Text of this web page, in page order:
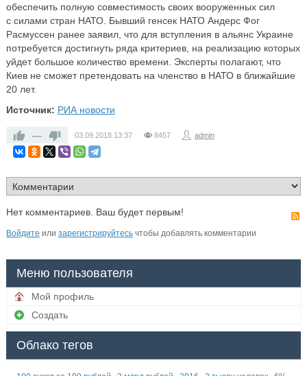
обеспечить полную совместимость своих вооруженных сил
с силами стран НАТО. Бывший генсек НАТО Андерс Фог
Расмуссен ранее заявил, что для вступления в альянс Украине
потребуется достигнуть ряда критериев, на реализацию которых
уйдет большое количество времени. Эксперты полагают, что
Киев не сможет претендовать на членство в НАТО в ближайшие
20 лет.
Источник: РИА новости
— 03.09.2018 13:37 8457 admin
Нет комментариев. Ваш будет первым!
Войдите или зарегистрируйтесьчтобы добавлять комментарии
Меню пользователя
Мой профиль
Создать
Облако тегов